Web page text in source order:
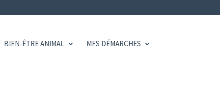
BIEN-ÊTRE ANIMAL MES DÉMARCHES